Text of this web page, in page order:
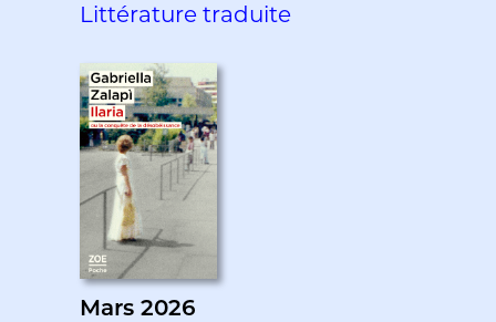
Littérature traduite
Mars 2026